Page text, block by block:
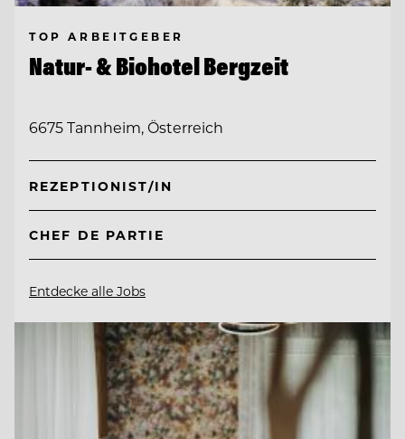
TOP ARBEITGEBER
Natur- & Biohotel Bergzeit
6675 Tannheim, Österreich
REZEPTIONIST/IN
CHEF DE PARTIE
Entdecke alle Jobs